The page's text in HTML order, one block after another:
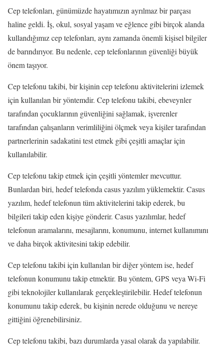
Cep telefonları, günümüzde hayatımızın ayrılmaz bir parçası
haline geldi. İş, okul, sosyal yaşam ve eğlence gibi birçok alanda
kullandığımız cep telefonları, aynı zamanda önemli kişisel bilgiler
de barındırıyor. Bu nedenle, cep telefonlarının güvenliği büyük
önem taşıyor.
Cep telefonu takibi, bir kişinin cep telefonu aktivitelerini izlemek
için kullanılan bir yöntemdir. Cep telefonu takibi, ebeveynler
tarafından çocuklarının güvenliğini sağlamak, işverenler
tarafından çalışanların verimliliğini ölçmek veya kişiler tarafından
partnerlerinin sadakatini test etmek gibi çeşitli amaçlar için
kullanılabilir.
Cep telefonu takip etmek için çeşitli yöntemler mevcuttur.
Bunlardan biri, hedef telefonda casus yazılım yüklemektir. Casus
yazılım, hedef telefonun tüm aktivitelerini takip ederek, bu
bilgileri takip eden kişiye gönderir. Casus yazılımlar, hedef
telefonun aramalarını, mesajlarını, konumunu, internet kullanımını
ve daha birçok aktivitesini takip edebilir.
Cep telefonu takibi için kullanılan bir diğer yöntem ise, hedef
telefonun konumunu takip etmektir. Bu yöntem, GPS veya Wi-Fi
gibi teknolojiler kullanılarak gerçekleştirilebilir. Hedef telefonun
konumunu takip ederek, bu kişinin nerede olduğunu ve nereye
gittiğini öğrenebilirsiniz.
Cep telefonu takibi, bazı durumlarda yasal olarak da yapılabilir.